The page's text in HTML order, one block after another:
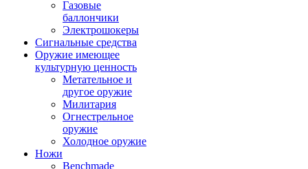
Газовые
баллончики
Электрошокеры
Сигнальные средства
Оружие имеющее
культурную ценность
Метательное и
другое оружие
Милитария
Огнестрельное
оружие
Холодное оружие
Ножи
Benchmade